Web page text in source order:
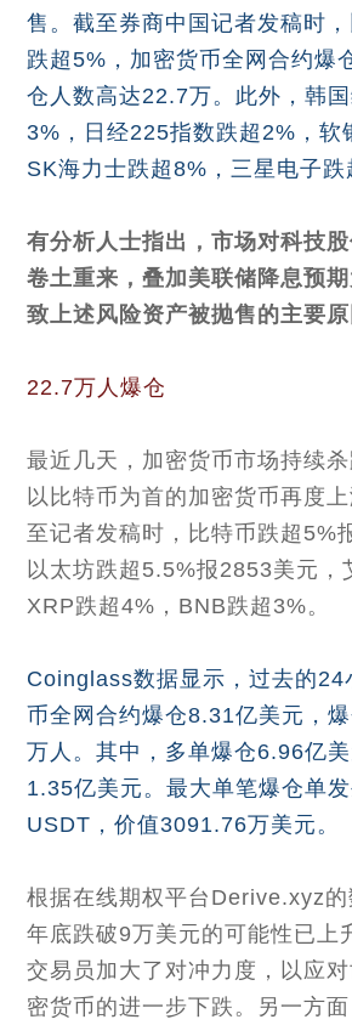
售。截至券商中国记者发稿时
跌超5%，加密货币全网合约爆
仓人数高达22.7万。此外，韩
3%，日经225指数跌超2%，软
SK海力士跌超8%，三星电子跌
有分析人士指出，市场对科技
卷土重来，叠加美联储降息预
致上述风险资产被抛售的主要原
22.7万人爆仓
最近几天，加密货币市场持续杀
以比特币为首的加密货币再度
至记者发稿时，比特币跌超5%
以太坊跌超5.5%报2853美元，
XRP跌超4%，BNB跌超3%。
Coinglass数据显示，过去的24
币全网合约爆仓8.31亿美元，
万人。其中，多单爆仓6.96亿
1.35亿美元。最大单笔爆仓单
USDT，价值3091.76万美元。
根据在线期权平台Derive.xyz
年底跌破9万美元的可能性已上
交易员加大了对冲力度，以应
密货币的进一步下跌。另一方